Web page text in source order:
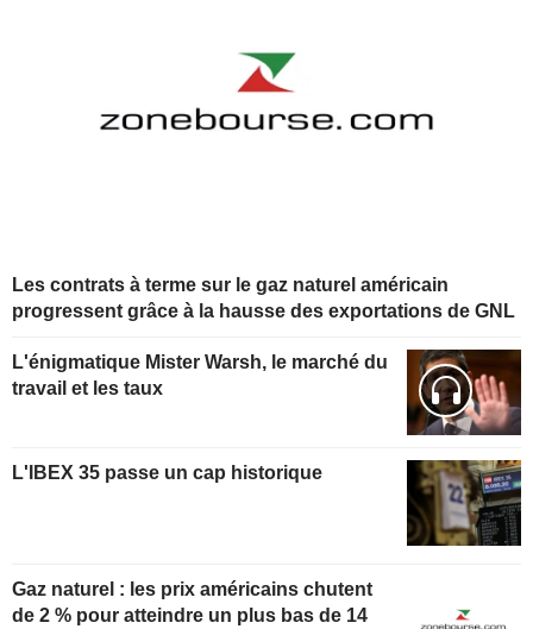
Les contrats à terme sur le gaz naturel américain
progressent grâce à la hausse des exportations de GNL
L'énigmatique Mister Warsh, le marché du
travail et les taux
L'IBEX 35 passe un cap historique
Gaz naturel : les prix américains chutent
de 2 % pour atteindre un plus bas de 14